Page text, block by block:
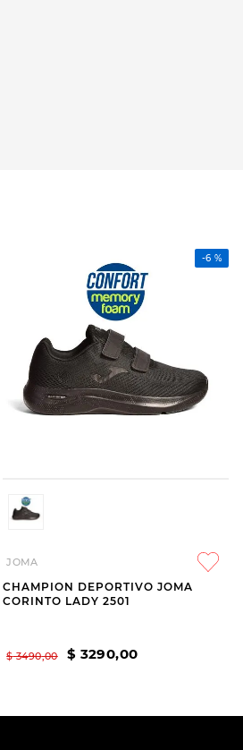
-6 %
JOMA
CHAMPION DEPORTIVO JOMA
CORINTO LADY 2501
$ 3490,00 $ 3290,00